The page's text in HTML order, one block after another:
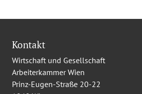
Kontakt
Wirtschaft und Gesellschaft
Arbeiterkammer Wien
Prinz-Eugen-Straße 20-22